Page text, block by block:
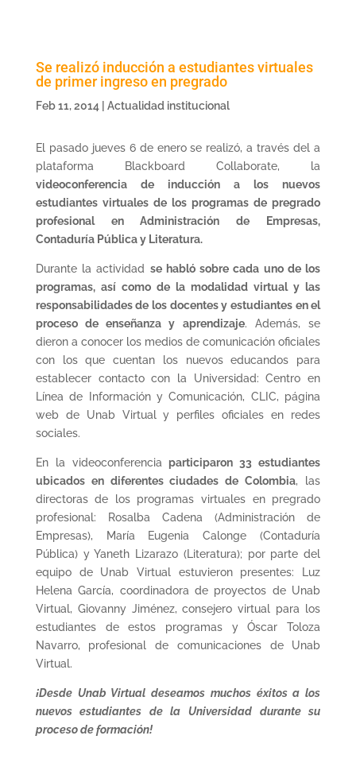
Se realizó inducción a estudiantes virtuales
de primer ingreso en pregrado
Feb 11, 2014 Actualidad institucional
El pasado jueves 6 de enero se realizó, a través del a
plataforma Blackboard Collaborate, la
videoconferencia de inducción a los nuevos
estudiantes virtuales de los programas de pregrado
profesional en Administración de Empresas,
Contaduría Pública y Literatura.
Durante la actividad se habló sobre cada uno de los
programas, así como de la modalidad virtual y las
responsabilidades de los docentes y estudiantes en el
proceso de enseñanza y aprendizaje. Además, se
dieron a conocer los medios de comunicación oficiales
con los que cuentan los nuevos educandos para
establecer contacto con la Universidad: Centro en
Línea de Información y Comunicación, CLIC, página
web de Unab Virtual y perfiles oficiales en redes
sociales.
En la videoconferencia participaron 33 estudiantes
ubicados en diferentes ciudades de Colombia, las
directoras de los programas virtuales en pregrado
profesional: Rosalba Cadena (Administración de
Empresas), María Eugenia Calonge (Contaduría
Pública) y Yaneth Lizarazo (Literatura); por parte del
equipo de Unab Virtual estuvieron presentes: Luz
Helena García, coordinadora de proyectos de Unab
Virtual, Giovanny Jiménez, consejero virtual para los
estudiantes de estos programas y Óscar Toloza
Navarro, profesional de comunicaciones de Unab
Virtual.
¡Desde Unab Virtual deseamos muchos éxitos a los
nuevos estudiantes de la Universidad durante su
proceso de formación!